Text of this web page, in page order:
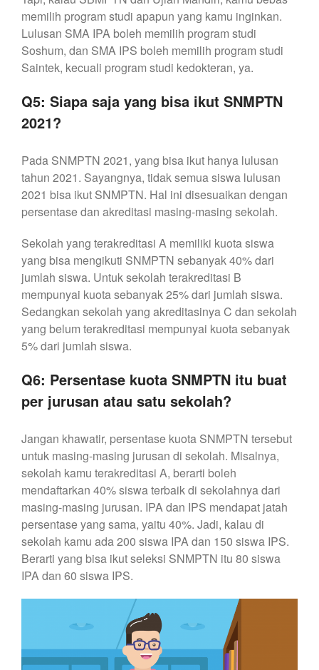
memilih program studi apapun yang kamu inginkan.
Lulusan SMA IPA boleh memilih program studi
Soshum, dan SMA IPS boleh memilih program studi
Saintek, kecuali program studi kedokteran, ya.
Q5: Siapa saja yang bisa ikut SNMPTN
2021?
Pada SNMPTN 2021, yang bisa ikut hanya lulusan
tahun 2021. Sayangnya, tidak semua siswa lulusan
2021 bisa ikut SNMPTN. Hal ini disesuaikan dengan
persentase dan akreditasi masing-masing sekolah.
Sekolah yang terakreditasi A memiliki kuota siswa
yang bisa mengikuti SNMPTN sebanyak 40% dari
jumlah siswa. Untuk sekolah terakreditasi B
mempunyai kuota sebanyak 25% dari jumlah siswa.
Sedangkan sekolah yang akreditasinya C dan sekolah
yang belum terakreditasi mempunyai kuota sebanyak
5% dari jumlah siswa.
Q6: Persentase kuota SNMPTN itu buat
per jurusan atau satu sekolah?
Jangan khawatir, persentase kuota SNMPTN tersebut
untuk masing-masing jurusan di sekolah. Misalnya,
sekolah kamu terakreditasi A, berarti boleh
mendaftarkan 40% siswa terbaik di sekolahnya dari
masing-masing jurusan. IPA dan IPS mendapat jatah
persentase yang sama, yaitu 40%. Jadi, kalau di
sekolah kamu ada 200 siswa IPA dan 150 siswa IPS.
Berarti yang bisa ikut seleksi SNMPTN itu 80 siswa
IPA dan 60 siswa IPS.